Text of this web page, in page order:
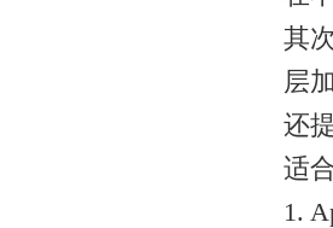
其
层
还
适
1.